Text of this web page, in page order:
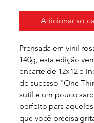
Adicionar ao
Prensada em vinil
140g, esta edição
encarte de 12x12 e
de sucesso "One
sutil e um pouco
perfeito para
que você precisa